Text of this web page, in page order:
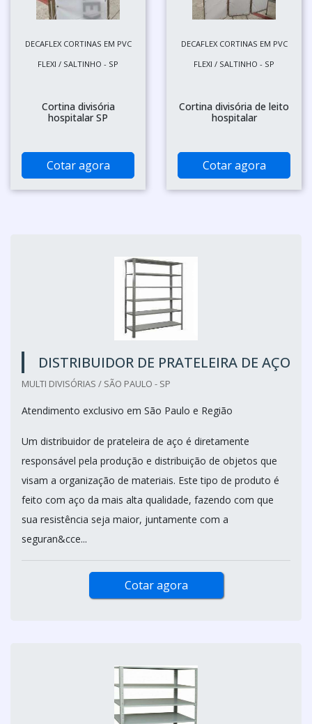
DECAFLEX CORTINAS EM PVC
FLEXI / SALTINHO - SP
Cortina divisória
hospitalar SP
Cotar agora
DECAFLEX CORTINAS EM PVC
FLEXI / SALTINHO - SP
Cortina divisória de leito
hospitalar
Cotar agora
DISTRIBUIDOR DE PRATELEIRA DE AÇO
MULTI DIVISÓRIAS / SÃO PAULO - SP
Atendimento exclusivo em São Paulo e Região
Um distribuidor de prateleira de aço é diretamente
responsável pela produção e distribuição de objetos que
visam a organização de materiais. Este tipo de produto é
feito com aço da mais alta qualidade, fazendo com que
sua resistência seja maior, juntamente com a
seguran&cce...
Cotar agora